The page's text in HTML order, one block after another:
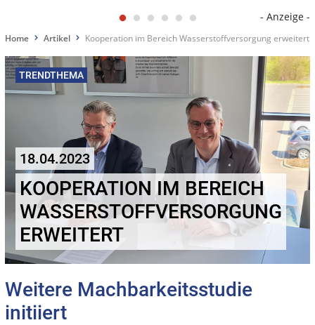
- Anzeige -
Home Artikel Kooperation im Bereich Wasserstoffversorgung erweitert
TRENDTHEMA
18.04.2023
KOOPERATION IM BEREICH
WASSERSTOFFVERSORGUNG
ERWEITERT
Weitere Machbarkeitsstudie
initiiert